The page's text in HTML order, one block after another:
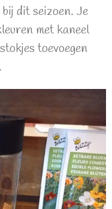
dit seizoen. Je
met kaneel
toevoegen